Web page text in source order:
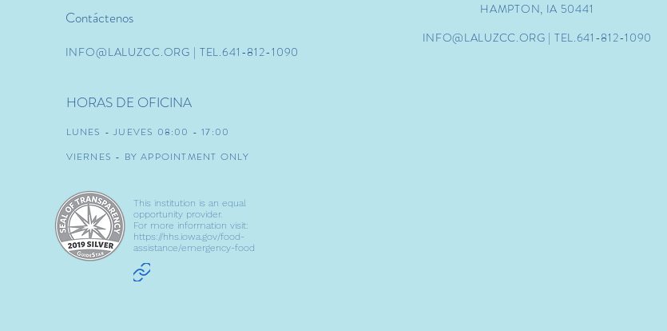
Contáctenos
INFO@LALUZCC.ORG | TEL.641-812-1090
HORAS DE OFICINA
LUNES - JUEVES 08:00 - 17:00
VIERNES - BY APPOINTMENT ONLY
This institution is an equal
opportunity provider.
For more information visit:
https://hhs.iowa.gov/food-
assistance/emergency-food
HAMPTON, IA 50441
INFO@LALUZCC.ORG | TEL.641-812-1090